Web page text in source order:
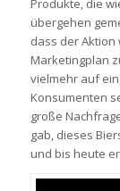
Produkte, die
übergehen
dass der
Marketingplan
vielmehr auf
Konsumenten
große
gab, dieses
und bis heute